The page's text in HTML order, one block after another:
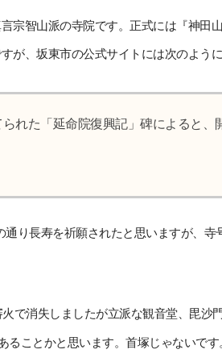
宗智山派の寺院です。正式には『神田
が、坂東市の公式サイトには次のように
れた「延命院復興記」碑によると、
通り長寿を祈願されたと思いますが、
で消失しましたが立派な観音堂、毘沙
ることかと思います。首塚じゃないです